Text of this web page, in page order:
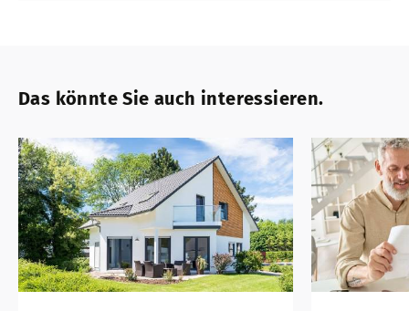
Das könnte Sie auch interessieren.